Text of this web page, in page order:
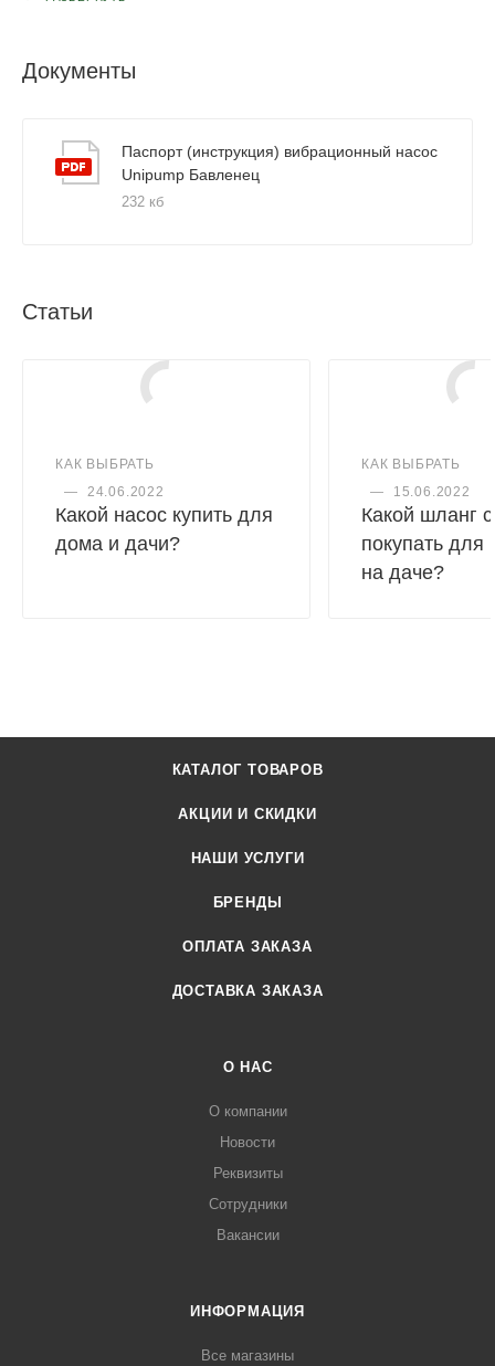
каждые 2 часа работы на 15–20 минут.
Документы
Паспорт (инструкция) вибрационный насос
Unipump Бавленец
232 кб
Статьи
КАК ВЫБРАТЬ
—
24.06.2022
Какой насос купить для
дома и дачи?
КАК ВЫБРАТЬ
—
15.06.2022
Какой шланг
покупать для
на даче?
КАТАЛОГ ТОВАРОВ
АКЦИИ И СКИДКИ
НАШИ УСЛУГИ
БРЕНДЫ
ОПЛАТА ЗАКАЗА
ДОСТАВКА ЗАКАЗА
О НАС
О компании
Новости
Реквизиты
Сотрудники
Вакансии
ИНФОРМАЦИЯ
Все магазины